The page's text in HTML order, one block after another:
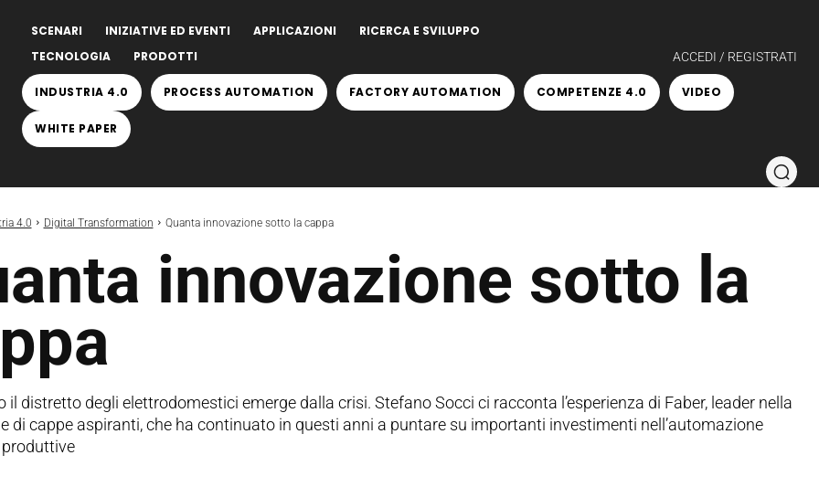
SCENARI INIZIATIVE ED EVENTI APPLICAZIONI
RICERCA E SVILUPPO
TECNOLOGIA
PRODOTTI ACCEDI / REGISTRATI
INDUSTRIA 4.0 PROCESS AUTOMATION FACTORY AUTOMATION COMPETENZE 4.0 VIDEO
WHITE PAPER
4.0 Digital Transformation Quanta innovazione sotto la cappa
innovazione sotto la
il distretto degli elettrodomestici emerge dalla crisi. Stefano Socci ci racconta l’esperienza di Faber, leader nella
di cappe aspiranti, che ha continuato in questi anni a puntare su importanti investimenti nell’automazione
produttive